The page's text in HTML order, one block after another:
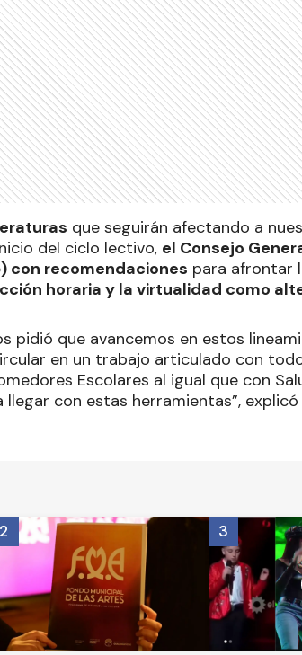
que seguirán afectando a
del ciclo lectivo, el Consejo
con recomendaciones para afrontar
horaria y la virtualidad como
pidió que avancemos en estos
en un trabajo articulado con
Escolares al igual que con
con estas herramientas”,
2 3